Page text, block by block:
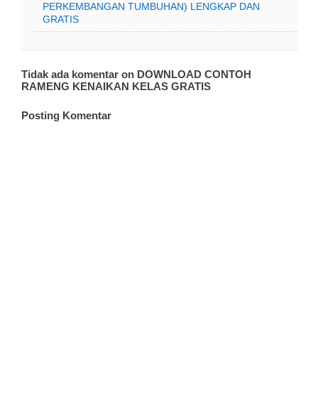
PERKEMBANGAN TUMBUHAN) LENGKAP DAN
GRATIS
Tidak ada komentar on DOWNLOAD CONTOH
RAMENG KENAIKAN KELAS GRATIS
Posting Komentar